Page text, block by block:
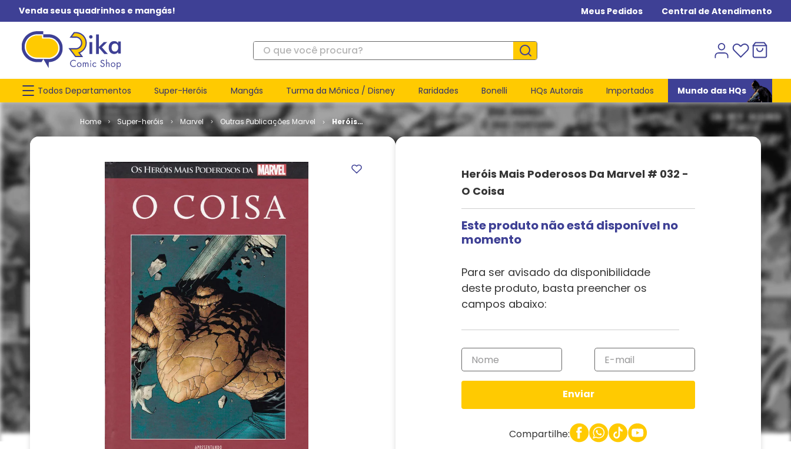
Venda seus quadrinhos e mangás! Meus Pedidos Central de Atendimento
O que você procura?
Todos Departamentos Super-Heróis Mangás Turma da Mônica / Disney Raridades Bonelli HQs Autorais Importados Mundo das HQs
Super-heróis Marvel Outras Publicações Marvel
Heróis
Mais
# 032 - O
Coisa
Heróis Mais Poderosos Da Marvel # 032 -
O Coisa
Este produto não está disponível no
momento
Para ser avisado da disponibilidade
deste produto, basta preencher os
campos abaixo:
Enviar
Compartilhe: